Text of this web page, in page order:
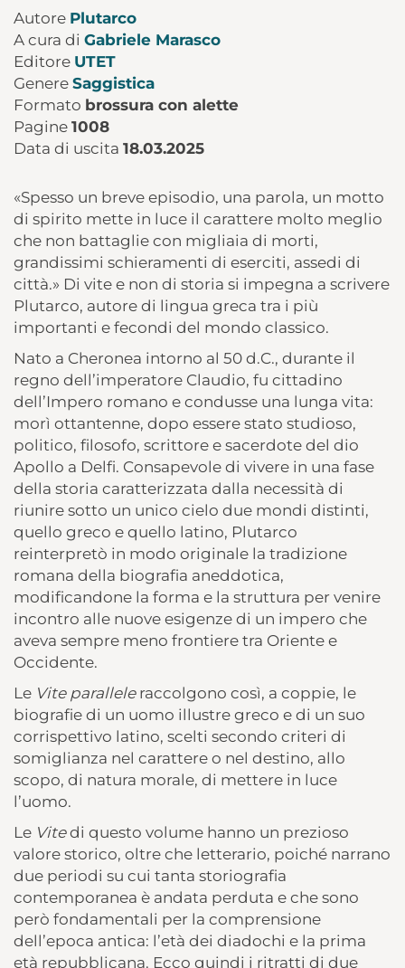
Autore Plutarco
A cura di Gabriele Marasco
Editore UTET
Genere Saggistica
Formato brossura con alette
Pagine 1008
Data di uscita 18.03.2025
«Spesso un breve episodio, una parola, un motto
di spirito mette in luce il carattere molto meglio
che non battaglie con migliaia di morti,
grandissimi schieramenti di eserciti, assedi di
città.» Di vite e non di storia si impegna a scrivere
Plutarco, autore di lingua greca tra i più
importanti e fecondi del mondo classico.
Nato a Cheronea intorno al 50 d.C., durante il
regno dell’imperatore Claudio, fu cittadino
dell’Impero romano e condusse una lunga vita:
morì ottantenne, dopo essere stato studioso,
politico, filosofo, scrittore e sacerdote del dio
Apollo a Delfi. Consapevole di vivere in una fase
della storia caratterizzata dalla necessità di
riunire sotto un unico cielo due mondi distinti,
quello greco e quello latino, Plutarco
reinterpretò in modo originale la tradizione
romana della biografia aneddotica,
modificandone la forma e la struttura per venire
incontro alle nuove esigenze di un impero che
aveva sempre meno frontiere tra Oriente e
Occidente.
Le Vite parallele raccolgono così, a coppie, le
biografie di un uomo illustre greco e di un suo
corrispettivo latino, scelti secondo criteri di
somiglianza nel carattere o nel destino, allo
scopo, di natura morale, di mettere in luce
l’uomo.
Le Vitedi questo volume hanno un prezioso
valore storico, oltre che letterario, poiché narrano
due periodi su cui tanta storiografia
contemporanea è andata perduta e che sono
però fondamentali per la comprensione
dell’epoca antica: l’età dei diadochi e la prima
età repubblicana. Ecco quindi i ritratti di due